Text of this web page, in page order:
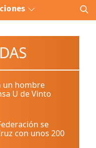
un hombre
U de Vinto
se
con unos 200